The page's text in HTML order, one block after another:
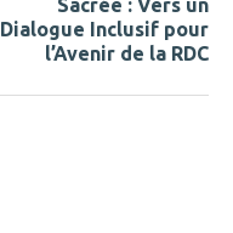
Sacrée : Vers un
Dialogue Inclusif pour
l’Avenir de la RDC